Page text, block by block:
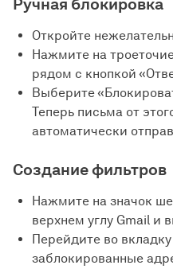
Ручная блокировка
Откройте
Нажмите на
рядом с кнопкой
Выберите
Теперь письма от
автоматически
Создание фильтров
Нажмите на значок
верхнем углу Gmail и
Перейдите во
заблокированные